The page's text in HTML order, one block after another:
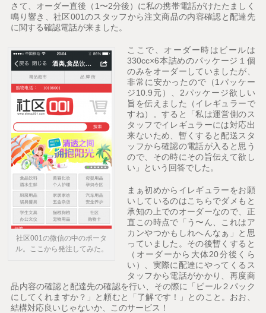
さて、オーダー直後（1〜2分後）に私の携帯電話がけたたましく
鳴り響き、社区001のスタッフから注文商品の内容確認と配達先
に関する確認電話が来ました。
社区001の微信の中のポータ
ル。ここから発注してみた。
ここで、オーダー時はビールは
330cc×6本詰めのパッケージ１個
のみをオーダーしていましたが、
非常に安かったので（1パッケー
ジ10.9元）、2パッケージ欲しい
旨を伝えました（イレギュラーで
すね）。すると「私は運営側のス
タッフでイレギュラーには対応出
来ないため、暫くすると配送スタ
ッフから確認の電話が入ると思う
ので、その時にその旨伝えて欲し
い」という回答でした。
まぁ初めからイレギュラーをお願
いしているのはこちらでダメもと
承知の上でのオーダーなので、正
直この時点で「う〜ん、これはア
カンやつかもしれへんなぁ」と思
っていました。その後暫くすると
（オーダーから大体20分後くら
い）、実際に配達にやってくるス
タッフから電話がかかり、再度商
品内容の確認と配達先の確認を行い、その際に「ビール２パック
にしてくれますか？」と頼むと「了解です！」とのこと。おお、
結構対応良いじゃないか、このサービス！